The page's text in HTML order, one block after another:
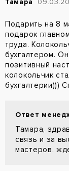
Тамара
Подарить на 8
подарок
труда.
бухгалтером.
позитивный
колокольчик
бухгалтерии)))
Ответ
Тамара,
связь и за
мастеров.